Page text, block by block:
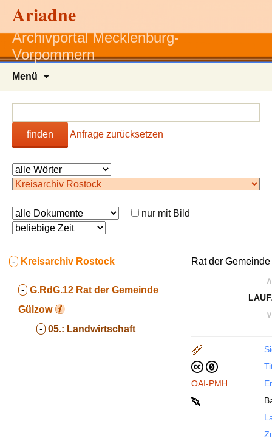
Ariadne
Archivportal Mecklenburg-
Vorpommern
Menü
finden Anfrage zurücksetzen
nur mit Bild
- Kreisarchiv Rostock
- G.RdG.12 Rat der Gemeinde
Gülzow
- 05.: Landwirtschaft
Rat der
∧
∨
OAI-PMH